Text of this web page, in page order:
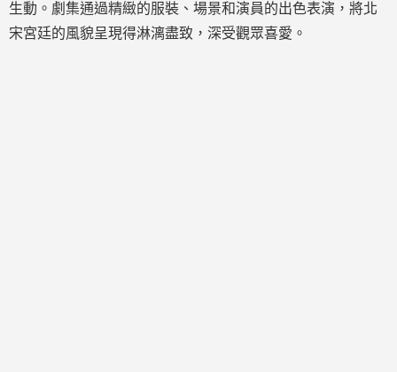
生動。劇集通過精緻的服裝、場景和演員的出色表演，將北
宋宮廷的風貌呈現得淋漓盡致，深受觀眾喜愛。